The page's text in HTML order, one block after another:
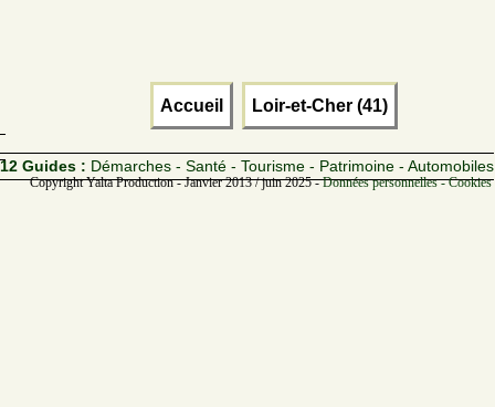
Accueil Loir-et-Cher (41)
12 Guides : Démarches - Santé - Tourisme - Patrimoine - Automobiles
Copyright Yalta Production - Janvier 2013 / juin 2025 -Données personnelles -